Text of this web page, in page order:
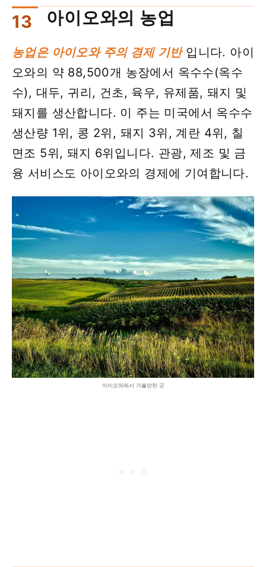
아이오와의 농업
농업은 아이오와 주의 경제 기반입니다. 아이
오와의 약 88,500개 농장에서 옥수수(옥수
수), 대두, 귀리, 건초, 육우, 유제품, 돼지 및
돼지를 생산합니다. 이 주는 미국에서 옥수수
생산량 1위, 콩 2위, 돼지 3위, 계란 4위, 칠
면조 5위, 돼지 6위입니다. 관광, 제조 및 금
융 서비스도 아이오와의 경제에 기여합니다.
아이오와에서 가볼만한 곳